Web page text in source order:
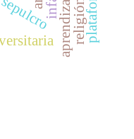
sepulcro religión